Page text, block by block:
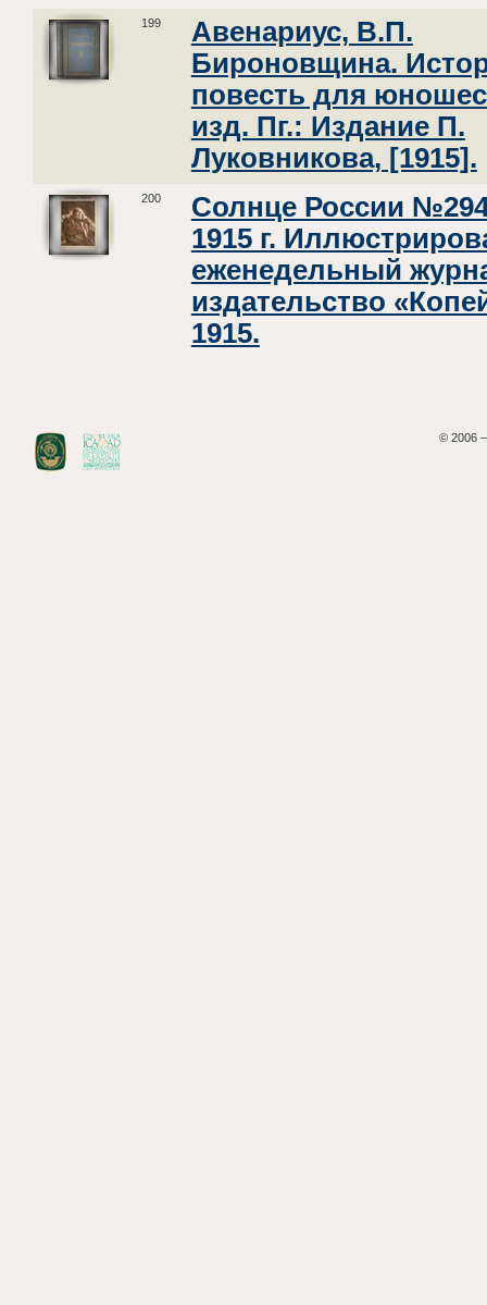
199
Авенариус, В.П.
Бироновщина.
повесть для
изд. Пг.: Издание П.
Луковникова, [1915].
200
Солнце России
1915 г.
еженедельный
издательство
1915.
© 2006